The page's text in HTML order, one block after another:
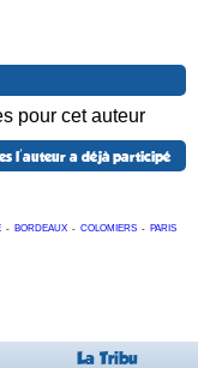
pour cet auteur
l'auteur a déjà participé
- BORDEAUX - COLOMIERS - PARIS
La Tribu